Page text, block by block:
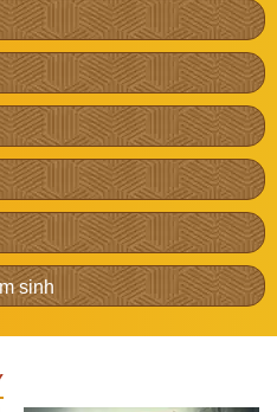
sinh